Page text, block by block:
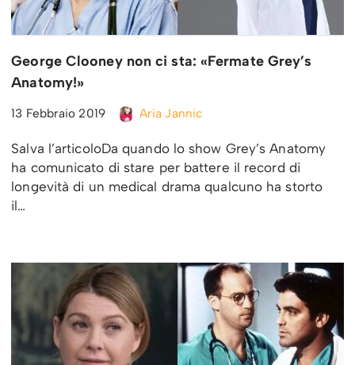
George Clooney non ci sta: «Fermate Grey’s
Anatomy!»
13 Febbraio 2019 Aria Jannic
Salva l’articoloDa quando lo show Grey’s Anatomy
ha comunicato di stare per battere il record di
longevità di un medical drama qualcuno ha storto
il…